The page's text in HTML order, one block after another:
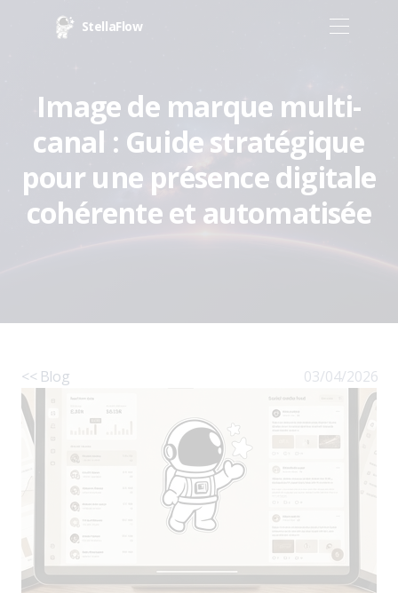
StellaFlow
Image de marque multi-
canal : Guide stratégique
pour une présence digitale
cohérente et automatisée
<< Blog 03/04/2026